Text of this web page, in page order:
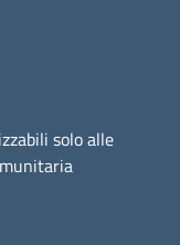
solo alle